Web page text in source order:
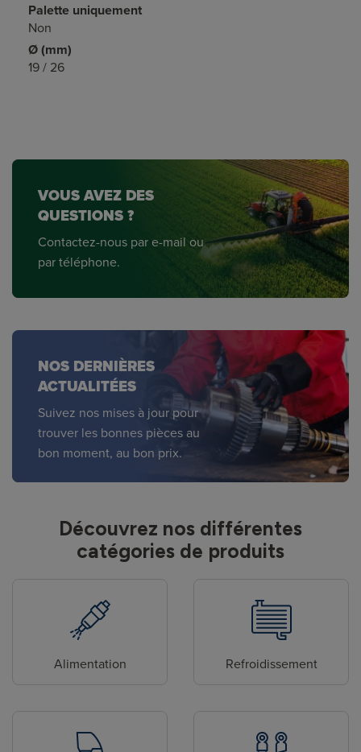
Palette uniquement
Non
Ø (mm)
19 / 26
VOUS AVEZ DES
QUESTIONS ?
Contactez-nous par e-mail ou
par téléphone.
NOS DERNIÈRES
ACTUALITÉES
Suivez nos mises à jour pour
trouver les bonnes pièces au
bon moment, au bon prix.
Découvrez nos différentes
catégories de produits
Alimentation Refroidissement